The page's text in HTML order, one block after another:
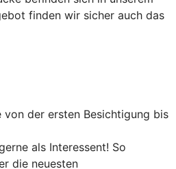
finden wir sicher auch das
von der ersten Besichtigung bis
als Interessent! So
die neuesten